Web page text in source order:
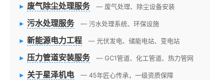
▸ 废气除尘处理服务 — 废气处理、除尘设备安装
▸ 污水处理服务 — 污水处理系统、环保设施
▸ 新能源电力工程 — 光伏发电、储能电站、变电站
▸ 压力管道安装服务 — GC1管道、化工管道、热力管网
▸ 关于星泽机电 — 45年匠心传承，一级资质保障